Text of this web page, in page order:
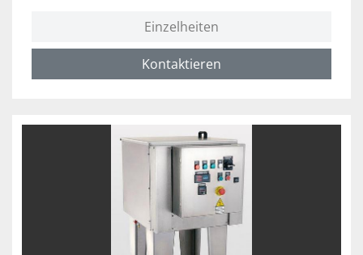
Einzelheiten
Kontaktieren